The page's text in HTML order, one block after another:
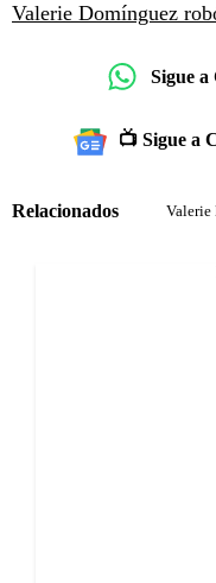
Valerie Domínguez
Sigue
📺 Sigue a
Relacionados Valerie